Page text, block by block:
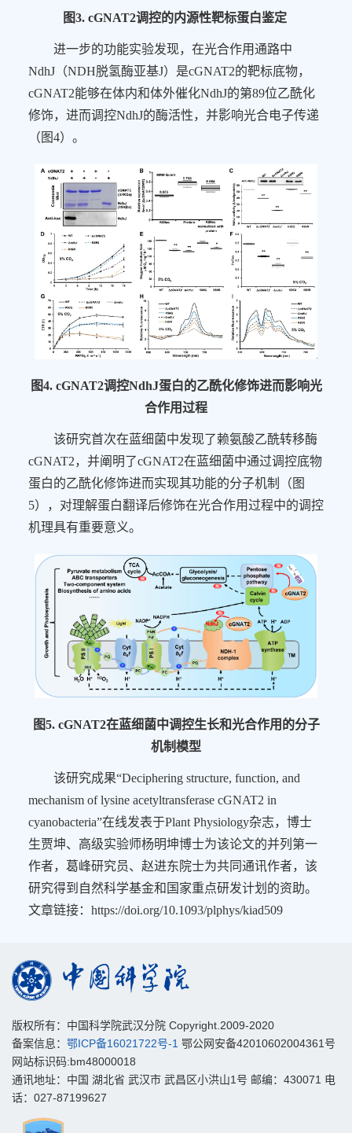
图3. cGNAT2调控的内源性靶标蛋白鉴定
进一步的功能实验发现，在光合作用通路中
NdhJ（NDH脱氢酶亚基J）是cGNAT2的靶标底物，
cGNAT2能够在体内和体外催化NdhJ的第89位乙酰化
修饰，进而调控NdhJ的酶活性，并影响光合电子传递
（图4）。
图4. cGNAT2调控NdhJ蛋白的乙酰化修饰进而影响光
合作用过程
该研究首次在蓝细菌中发现了赖氨酸乙酰转移酶
cGNAT2，并阐明了cGNAT2在蓝细菌中通过调控底物
蛋白的乙酰化修饰进而实现其功能的分子机制（图
5），对理解蛋白翻译后修饰在光合作用过程中的调控
机理具有重要意义。
图5. cGNAT2在蓝细菌中调控生长和光合作用的分子
机制模型
该研究成果“Deciphering structure, function, and
mechanism of lysine acetyltransferase cGNAT2 in
cyanobacteria”在线发表于Plant Physiology杂志，博士
生贾坤、高级实验师杨明坤博士为该论文的并列第一
作者，葛峰研究员、赵进东院士为共同通讯作者，该
研究得到自然科学基金和国家重点研发计划的资助。
文章链接： https://doi.org/10.1093/plphys/kiad509
版权所有：中国科学院武汉分院 Copyright.2009-2020
备案信息： 鄂ICP备16021722号-1 鄂公网安备42010602004361号
网站标识码:bm48000018
通讯地址：中国 湖北省 武汉市 武昌区小洪山1号 邮编：430071 电
话：027-87199627